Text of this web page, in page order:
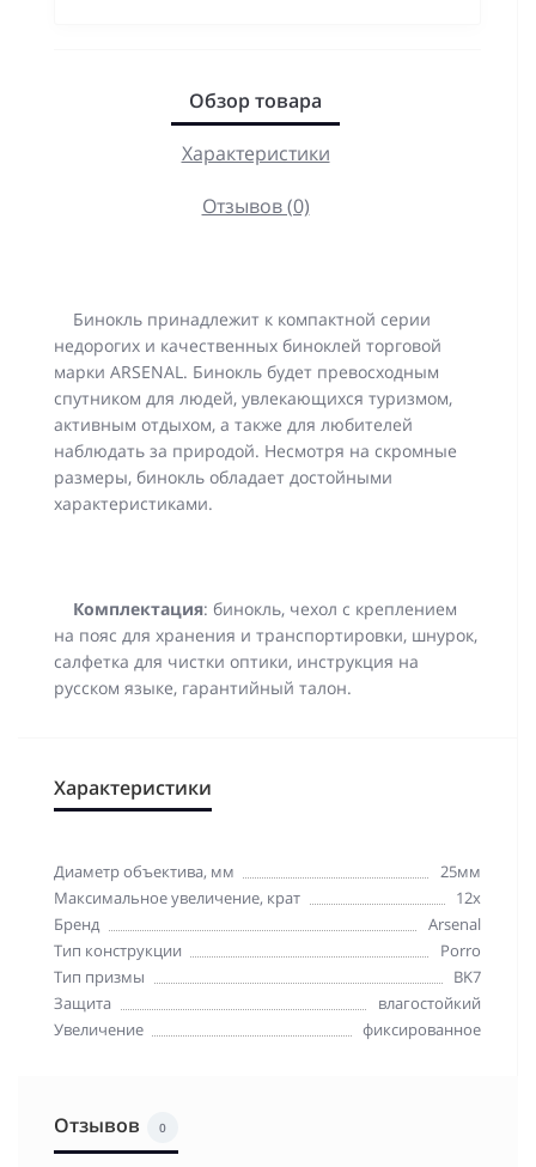
Обзор товара
Характеристики
Отзывов (0)
Бинокль принадлежит к компактной серии
недорогих и качественных биноклей торговой
марки ARSENAL. Бинокль будет превосходным
спутником для людей, увлекающихся туризмом,
активным отдыхом, а также для любителей
наблюдать за природой. Несмотря на скромные
размеры, бинокль обладает достойными
характеристиками.
Комплектация: бинокль, чехол с креплением
на пояс для хранения и транспортировки, шнурок,
салфетка для чистки оптики, инструкция на
русском языке, гарантийный талон.
Характеристики
Диаметр объектива, мм
25мм
Максимальное увеличение, крат
12x
Бренд
Arsenal
Тип конструкции
Porro
Тип призмы
BK7
Защита
влагостойкий
Увеличение
фиксированное
Отзывов 0